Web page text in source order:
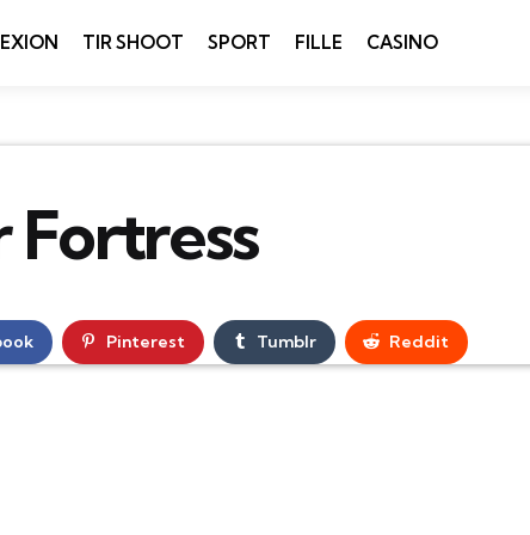
TIR SHOOT SPORT FILLE CASINO
Pinterest Tumblr Reddit